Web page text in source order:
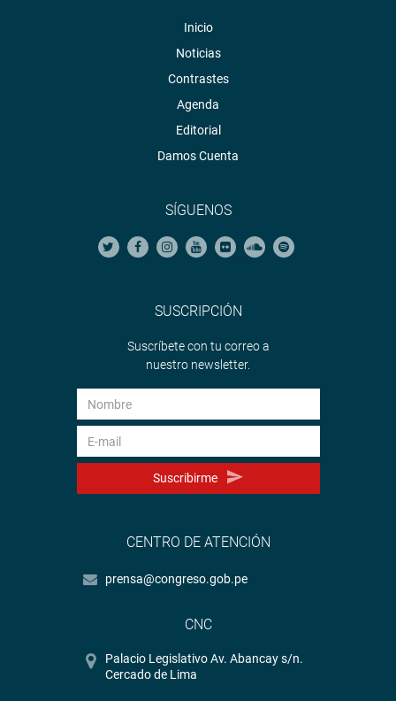
Inicio
Noticias
Contrastes
Agenda
Editorial
Damos Cuenta
SÍGUENOS
SUSCRIPCIÓN
Suscríbete con tu correo a
nuestro newsletter.
Suscribirme
CENTRO DE ATENCIÓN
prensa@congreso.gob.pe
CNC
Palacio Legislativo Av. Abancay s/n.
Cercado de Lima